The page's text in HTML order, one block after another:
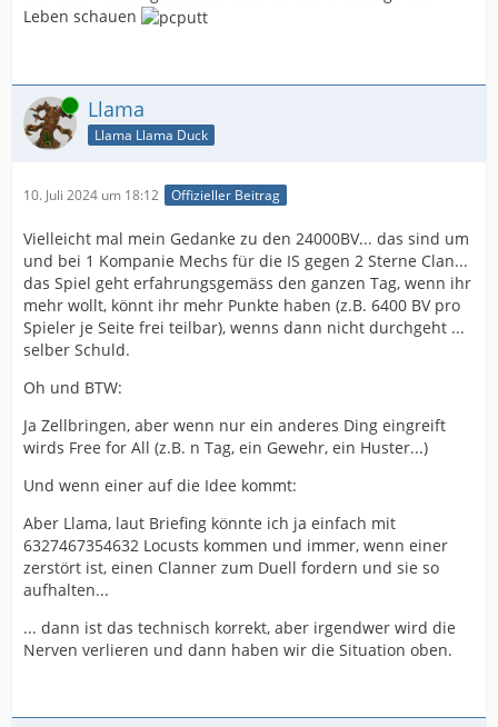
Leben schauen
Online Llama
Llama Llama Duck
10. Juli 2024 um 18:12 Offizieller Beitrag
Vielleicht mal mein Gedanke zu den 24000BV... das sind um
und bei 1 Kompanie Mechs für die IS gegen 2 Sterne Clan...
das Spiel geht erfahrungsgemäss den ganzen Tag, wenn ihr
mehr wollt, könnt ihr mehr Punkte haben (z.B. 6400 BV pro
Spieler je Seite frei teilbar), wenns dann nicht durchgeht ...
selber Schuld.
Oh und BTW:
Ja Zellbringen, aber wenn nur ein anderes Ding eingreift
wirds Free for All (z.B. n Tag, ein Gewehr, ein Huster...)
Und wenn einer auf die Idee kommt:
Aber Llama, laut Briefing könnte ich ja einfach mit
6327467354632 Locusts kommen und immer, wenn einer
zerstört ist, einen Clanner zum Duell fordern und sie so
aufhalten...
... dann ist das technisch korrekt, aber irgendwer wird die
Nerven verlieren und dann haben wir die Situation oben.